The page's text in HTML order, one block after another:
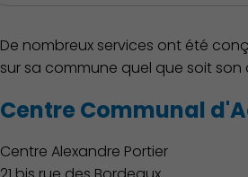
De nombreux services ont été
sur sa commune quel que soit
Centre Communal
Centre Alexandre Portier